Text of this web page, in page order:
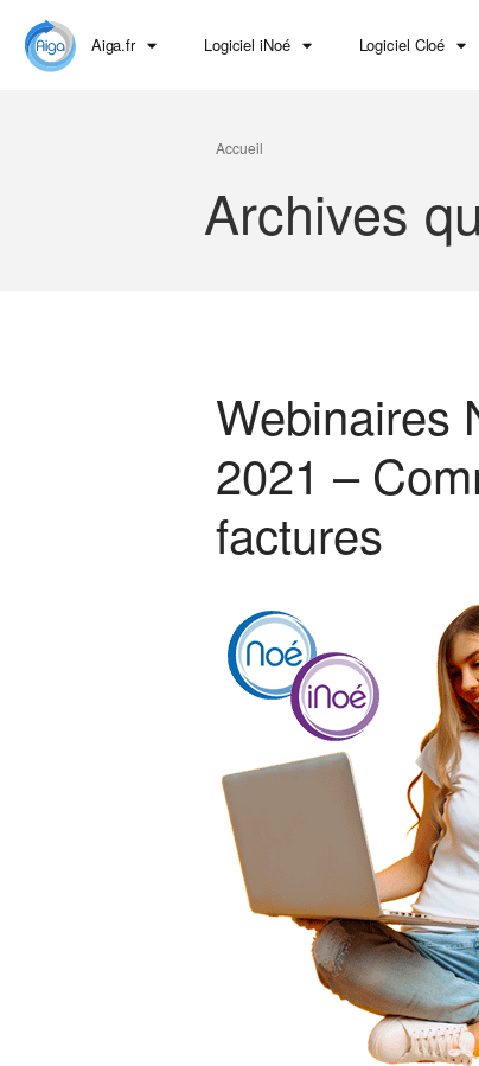
Aiga.fr Logiciel iNoé Logiciel Cloé
Accueil
Archives
Webinaires
2021 –
factures